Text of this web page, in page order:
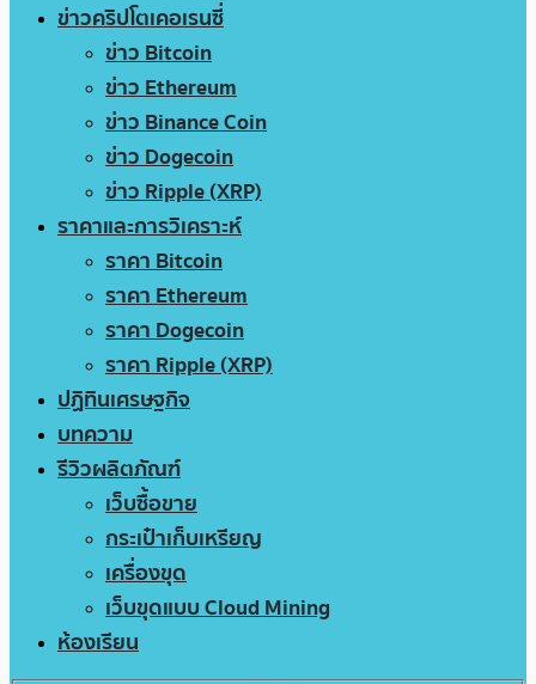
ข่าวคริปโตเคอเรนซี่
ข่าว Bitcoin
ข่าว Ethereum
ข่าว Binance Coin
ข่าว Dogecoin
ข่าว Ripple (XRP)
ราคาและการวิเคราะห์
ราคา Bitcoin
ราคา Ethereum
ราคา Dogecoin
ราคา Ripple (XRP)
ปฏิทินเศรษฐกิจ
บทความ
รีวิวผลิตภัณฑ์
เว็บซื้อขาย
กระเป๋าเก็บเหรียญ
เครื่องขุด
เว็บขุดแบบ Cloud Mining
ห้องเรียน